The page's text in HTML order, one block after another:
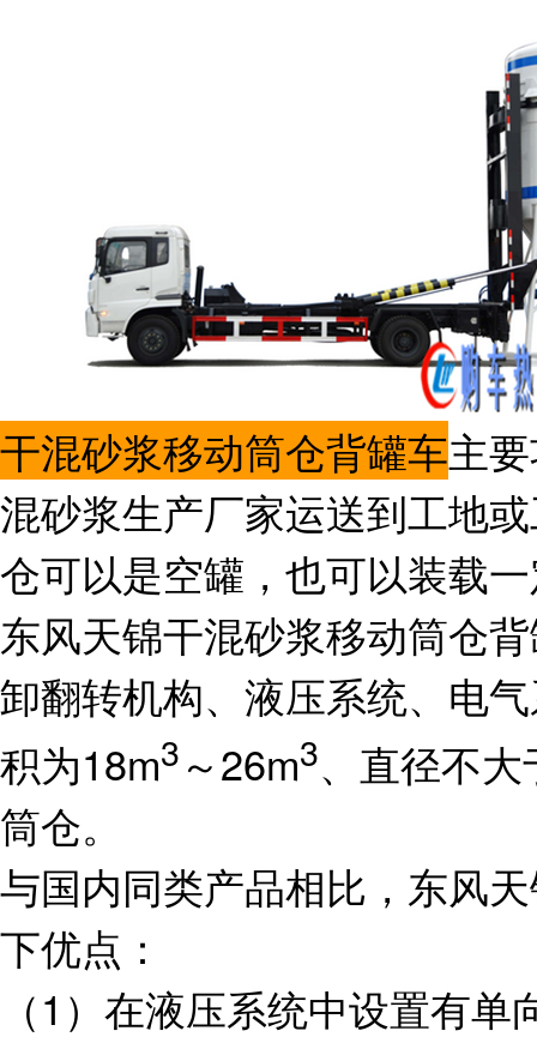
干混砂浆移动筒仓背罐车主
混砂浆生产厂家运送到工地
仓可以是空罐，也可以装载
东风天锦干混砂浆移动筒仓
卸翻转机构、液压系统、电
积为18m3～26m3、直径不
筒仓。
与国内同类产品相比，东风
下优点：
（1）在液压系统中设置有